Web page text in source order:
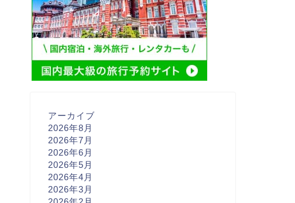
アーカイブ
2026年8月
2026年7月
2026年6月
2026年5月
2026年4月
2026年3月